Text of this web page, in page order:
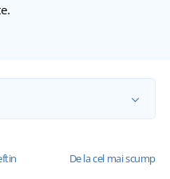
De la cel mai scump